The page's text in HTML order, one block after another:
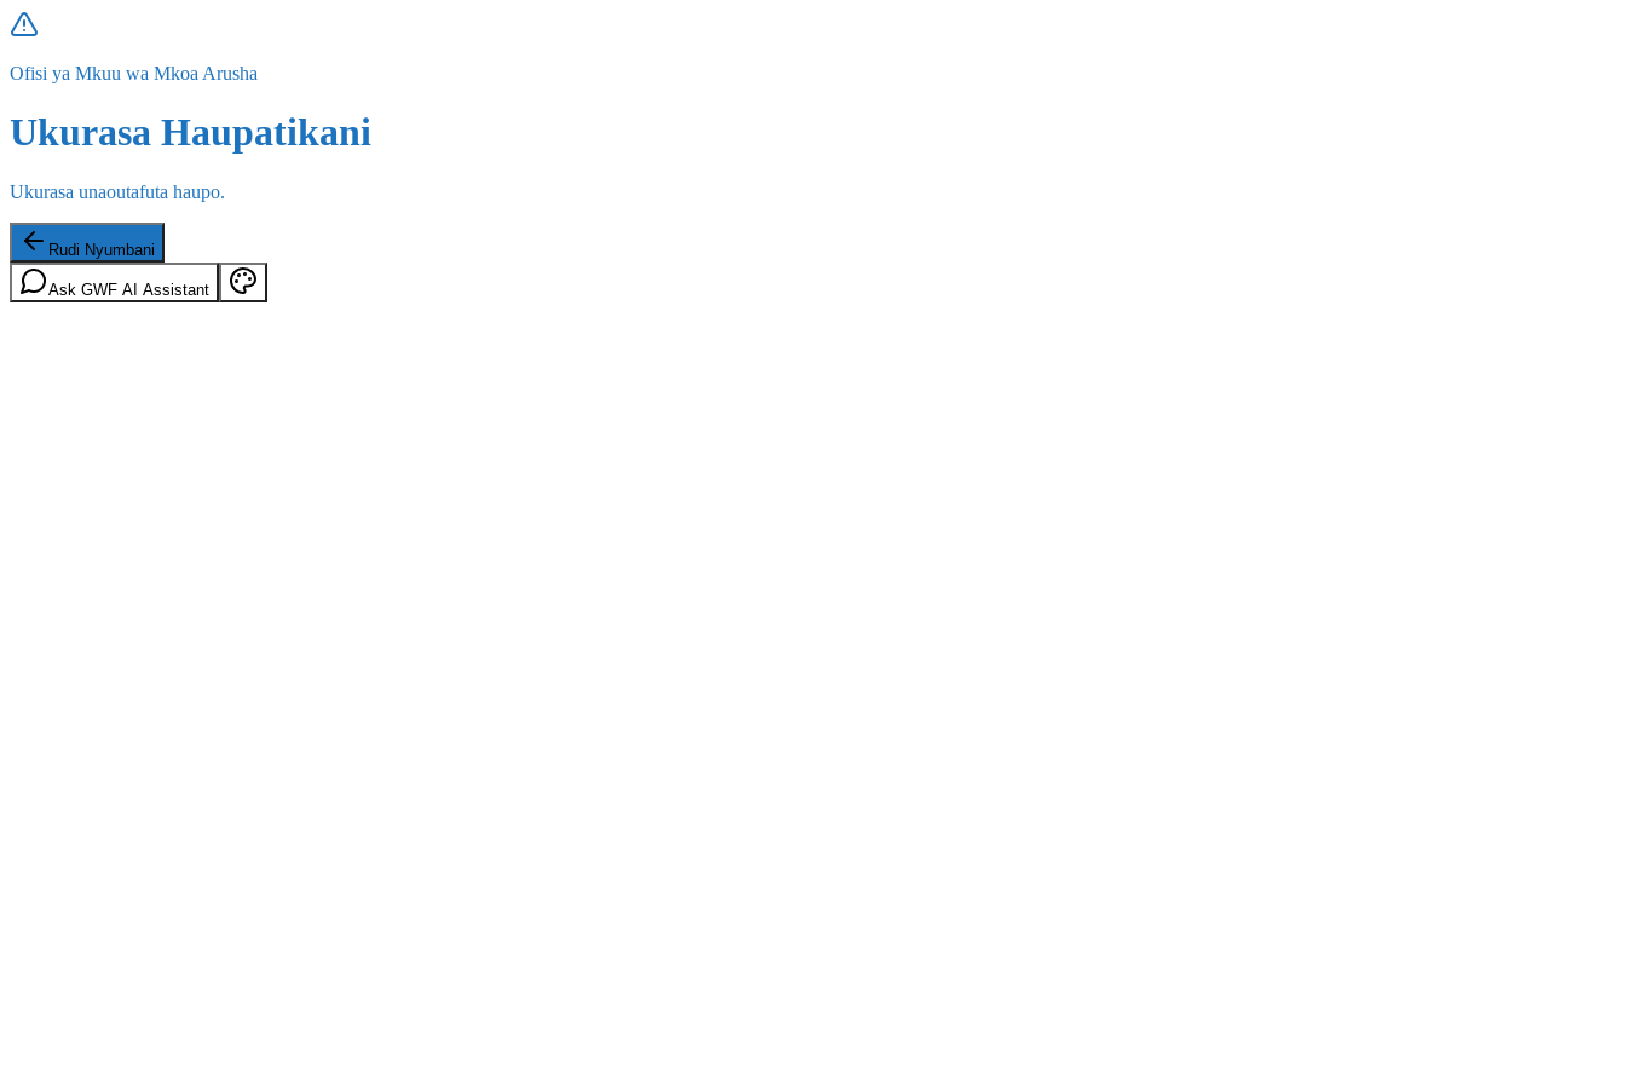
Ofisi ya Mkuu wa Mkoa Arusha
Ukurasa Haupatikani
Ukurasa unaoutafuta haupo.
Rudi Nyumbani
Ask GWF AI Assistant